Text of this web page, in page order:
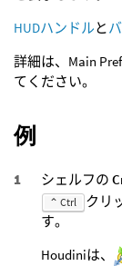
HUDハンドルと
詳細は、Main
てください。
例
シェルフの
⌃ Ctrl
クリ
す。
Houdiniは、